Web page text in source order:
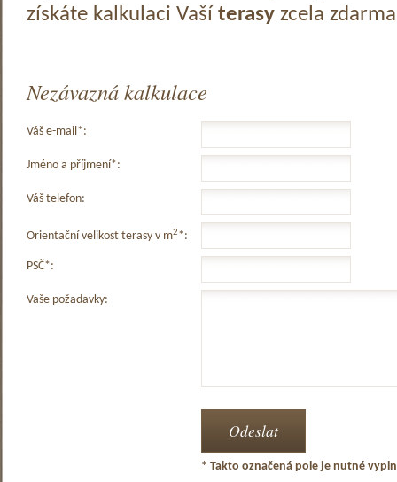
získáte kalkulaci Vaší terasyzcela
Nezávazná kalkulace
Váš e-mail*:
Jméno a příjmení*:
Váš telefon:
Orientační velikost terasy v m2*:
PSČ*:
Vaše požadavky:
* Takto označená pole je nutné